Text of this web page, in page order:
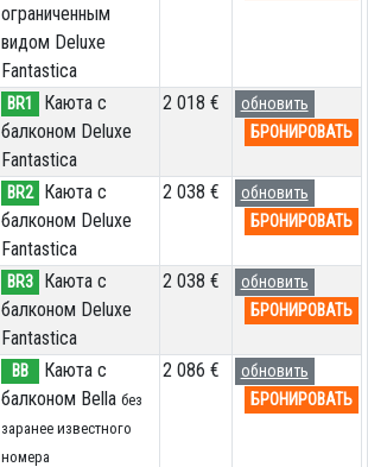
ограниченным
видом Deluxe
Fantastica
BR1
Каюта с
балконом Deluxe
Fantastica
2 018 €
обновить
БРОНИРОВАТЬ
BR2
Каюта с
балконом Deluxe
Fantastica
2 038 €
обновить
БРОНИРОВАТЬ
BR3
Каюта с
балконом Deluxe
Fantastica
2 038 €
обновить
БРОНИРОВАТЬ
BB
Каюта с
балконом Bella без
заранее известного
номера
2 086 €
обновить
БРОНИРОВАТЬ